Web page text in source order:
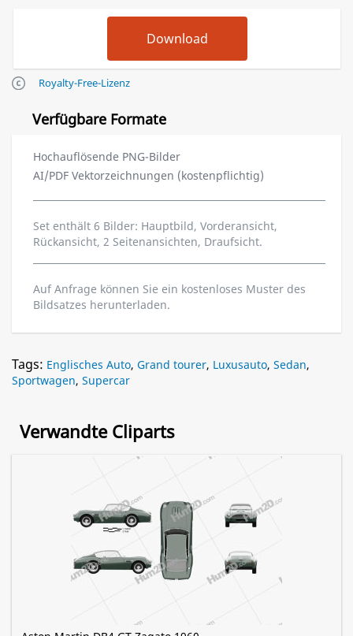
Royalty-Free-Lizenz
Verfügbare Formate
Hochauflösende PNG-Bilder
AI/PDF Vektorzeichnungen (kostenpflichtig)
Set enthält 6 Bilder: Hauptbild, Vorderansicht,
Rückansicht, 2 Seitenansichten, Draufsicht.
Auf Anfrage können Sie ein kostenloses Muster des
Bildsatzes herunterladen.
Tags: Englisches Auto, Grand tourer, Luxusauto, Sedan,
Sportwagen, Supercar
Verwandte Cliparts